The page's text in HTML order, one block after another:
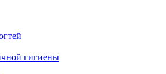
гигиены